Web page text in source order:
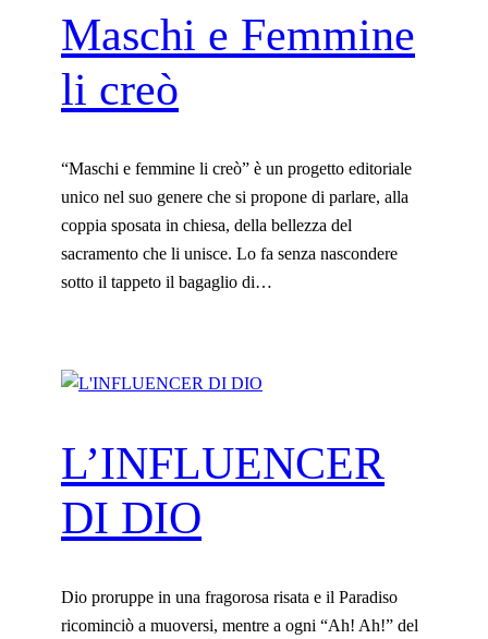
Maschi e Femmine
li creò
“Maschi e femmine li creò” è un progetto editoriale
unico nel suo genere che si propone di parlare, alla
coppia sposata in chiesa, della bellezza del
sacramento che li unisce. Lo fa senza nascondere
sotto il tappeto il bagaglio di…
L’INFLUENCER
DI DIO
Dio proruppe in una fragorosa risata e il Paradiso
ricominciò a muoversi, mentre a ogni “Ah! Ah!” del